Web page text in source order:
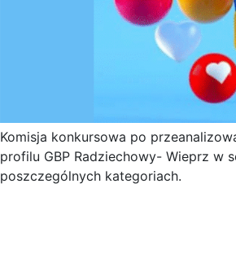
Komisja konkursowa po
profilu GBP Radziechowy- Wieprz w
poszczególnych kategoriach.